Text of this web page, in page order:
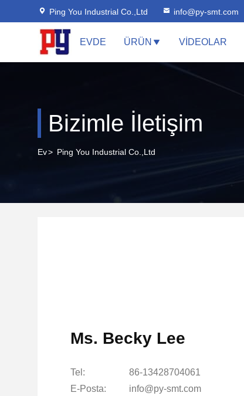
Ping You Industrial Co.,Ltd info@py-smt.com
EVDE ÜRÜN VIDEOLAR
Bizimle İletişim
Ev> Ping You Industrial Co.,Ltd
Ms. Becky Lee
Tel:
86-13428704061
E-Posta:
info@py-smt.com